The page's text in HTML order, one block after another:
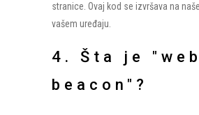
stranice. Ovaj kod se izvršava na
vašem uređaju.
4. Šta je "web
beacon"?